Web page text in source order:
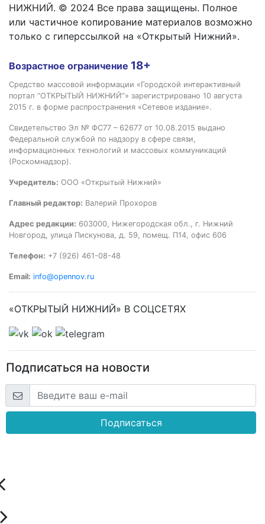
НИЖНИЙ. © 2024 Все права защищены. Полное
или частичное копирование материалов возможно
только с гиперссылкой на «Открытый Нижний».
Возрастное ограничение 18+
Средство массовой информации «Городской интерактивный
портал “ОТКРЫТЫЙ НИЖНИЙ”» зарегистрировано 10 августа
2015 г. в форме распространения «Сетевое издание».
Свидетельство Эл № ФС77 – 62677 от 10.08.2015 выдано
Федеральной службой по надзору в сфере связи,
информационных технологий и массовых коммуникаций
(Роскомнадзор).
Учредитель: ООО «Открытый Нижний»
Главный редактор: Валерий Прохоров
Адрес редакции: 603000, Нижегородская обл., г. Нижний
Новгород, улица Пискунова, д. 59, помещ. П14, офис 606
Телефон: +7 (926) 461-08-48
Email: info@opennov.ru
«ОТКРЫТЫЙ НИЖНИЙ» В СОЦСЕТЯХ
Подписаться на новости
Подписаться